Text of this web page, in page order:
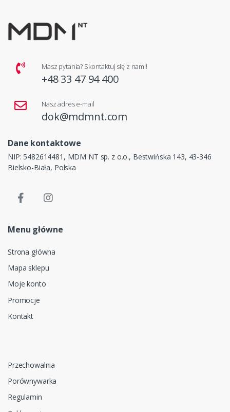
Masz pytania? Skontaktuj się z nami!
+48 33 47 94 400
Nasz adres e-mail
dok@mdmnt.com
Dane kontaktowe
NIP: 5482614481, MDM NT sp. z o.o., Bestwińska 143, 43-346
Bielsko-Biała, Polska
Menu główne
Strona główna
Mapa sklepu
Moje konto
Promocje
Kontakt
Przechowalnia
Porównywarka
Regulamin